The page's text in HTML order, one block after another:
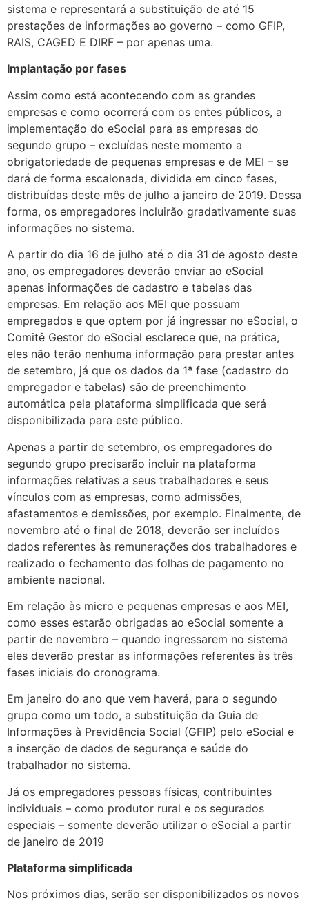
sistema e representará a substituição de até 15
prestações de informações ao governo – como GFIP,
RAIS, CAGED E DIRF – por apenas uma.
Implantação por fases
Assim como está acontecendo com as grandes
empresas e como ocorrerá com os entes públicos, a
implementação do eSocial para as empresas do
segundo grupo – excluídas neste momento a
obrigatoriedade de pequenas empresas e de MEI – se
dará de forma escalonada, dividida em cinco fases,
distribuídas deste mês de julho a janeiro de 2019. Dessa
forma, os empregadores incluirão gradativamente suas
informações no sistema.
A partir do dia 16 de julho até o dia 31 de agosto deste
ano, os empregadores deverão enviar ao eSocial
apenas informações de cadastro e tabelas das
empresas. Em relação aos MEI que possuam
empregados e que optem por já ingressar no eSocial, o
Comitê Gestor do eSocial esclarece que, na prática,
eles não terão nenhuma informação para prestar antes
de setembro, já que os dados da 1ª fase (cadastro do
empregador e tabelas) são de preenchimento
automática pela plataforma simplificada que será
disponibilizada para este público.
Apenas a partir de setembro, os empregadores do
segundo grupo precisarão incluir na plataforma
informações relativas a seus trabalhadores e seus
vínculos com as empresas, como admissões,
afastamentos e demissões, por exemplo. Finalmente, de
novembro até o final de 2018, deverão ser incluídos
dados referentes às remunerações dos trabalhadores e
realizado o fechamento das folhas de pagamento no
ambiente nacional.
Em relação às micro e pequenas empresas e aos MEI,
como esses estarão obrigadas ao eSocial somente a
partir de novembro – quando ingressarem no sistema
eles deverão prestar as informações referentes às três
fases iniciais do cronograma.
Em janeiro do ano que vem haverá, para o segundo
grupo como um todo, a substituição da Guia de
Informações à Previdência Social (GFIP) pelo eSocial e
a inserção de dados de segurança e saúde do
trabalhador no sistema.
Já os empregadores pessoas físicas, contribuintes
individuais – como produtor rural e os segurados
especiais – somente deverão utilizar o eSocial a partir
de janeiro de 2019
Plataforma simplificada
Nos próximos dias, serão ser disponibilizados os novos